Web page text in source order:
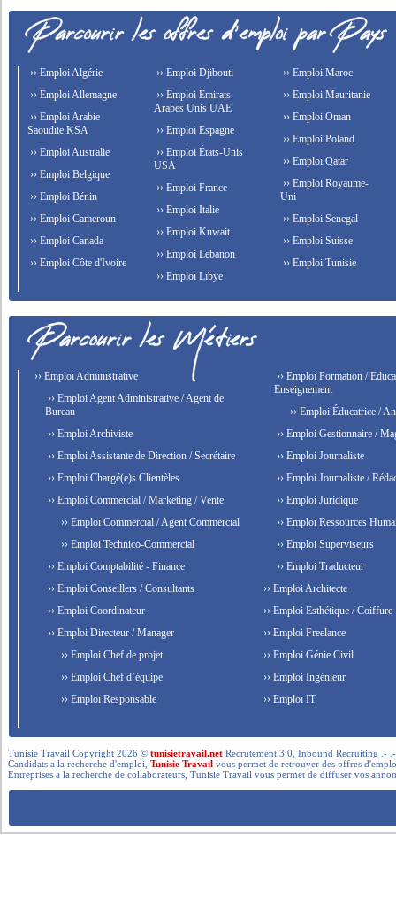
›› Emploi Algérie
›› Emploi Allemagne
›› Emploi Arabie
Saoudite KSA
›› Emploi Australie
›› Emploi Belgique
›› Emploi Bénin
›› Emploi Cameroun
›› Emploi Canada
›› Emploi Côte d'Ivoire
›› Emploi Djibouti
›› Emploi Émirats
Arabes Unis UAE
›› Emploi Espagne
›› Emploi États-Unis
USA
›› Emploi France
›› Emploi Italie
›› Emploi Kuwait
›› Emploi Lebanon
›› Emploi Libye
›› Emploi Maroc
›› Emploi Mauritanie
›› Emploi Oman
›› Emploi Poland
›› Emploi Qatar
›› Emploi Royaume-
Uni
›› Emploi Senegal
›› Emploi Suisse
›› Emploi Tunisie
›› Emploi Administrative
›› Emploi Agent Administrative / Agent de
Bureau
›› Emploi Archiviste
›› Emploi Assistante de Direction / Secrétaire
›› Emploi Chargé(e)s Clientèles
›› Emploi Commercial / Marketing / Vente
›› Emploi Commercial / Agent Commercial
›› Emploi Technico-Commercial
›› Emploi Comptabilité - Finance
›› Emploi Conseillers / Consultants
›› Emploi Coordinateur
›› Emploi Directeur / Manager
›› Emploi Chef de projet
›› Emploi Chef d’équipe
›› Emploi Responsable
›› Emploi Formation /
Enseignement
›› Emploi Éducatrice /
›› Emploi Gestionnaire /
›› Emploi Journaliste
›› Emploi Journaliste /
›› Emploi Juridique
›› Emploi Ressources
›› Emploi Superviseurs
›› Emploi Traducteur
›› Emploi Architecte
›› Emploi Esthétique / Coiffure
›› Emploi Freelance
›› Emploi Génie Civil
›› Emploi Ingénieur
›› Emploi IT
Tunisie Travail Copyright 2026 ©tunisietravail.net Recrutement 3.0, Inbound Recruiting .-
Candidats a la recherche d'emploi,Tunisie Travail vous permet de retrouver des offres
Entreprises a la recherche de collaborateurs, Tunisie Travail vous permet de diffuser vos